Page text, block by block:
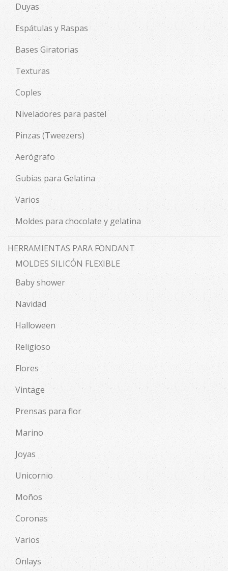
Duyas
Espátulas y Raspas
Bases Giratorias
Texturas
Coples
Niveladores para pastel
Pinzas (Tweezers)
Aerógrafo
Gubias para Gelatina
Varios
Moldes para chocolate y gelatina
HERRAMIENTAS PARA FONDANT
MOLDES SILICÓN FLEXIBLE
Baby shower
Navidad
Halloween
Religioso
Flores
Vintage
Prensas para flor
Marino
Joyas
Unicornio
Moños
Coronas
Varios
Onlays